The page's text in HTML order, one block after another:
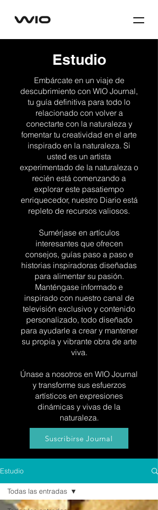
Estudio
Embárcate en un viaje de
descubrimiento con WIO Journal,
tu guía definitiva para todo lo
relacionado con volver a
conectarte con la naturaleza y
fomentar tu creatividad en el arte
inspirado en la naturaleza. Si
usted es un artista
experimentado de la naturaleza o
recién está comenzando a
explorar este pasatiempo
enriquecedor, nuestro Diario está
repleto de recursos valiosos.
Sumérjase en artículos
interesantes que ofrecen
consejos, guías paso a paso e
historias inspiradoras diseñadas
para alimentar su pasión.
Manténgase informado e
inspirado con nuestro canal de
televisión exclusivo y contenido
personalizado, todo diseñado
para ayudarle a crear y mantener
su propia y vibrante obra de arte
viva.
Únase a nosotros en WIO Journal
y transforme sus esfuerzos
artísticos en expresiones
dinámicas y vivas de la
naturaleza.
Suscribirse Journal
Estudio
Todas las entradas